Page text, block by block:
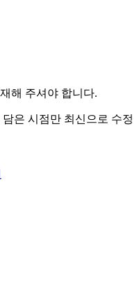
해 주셔야 합니다.
은 시점만 최신으로 수정